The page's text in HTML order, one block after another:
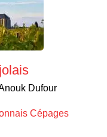
Dufour
Cépages